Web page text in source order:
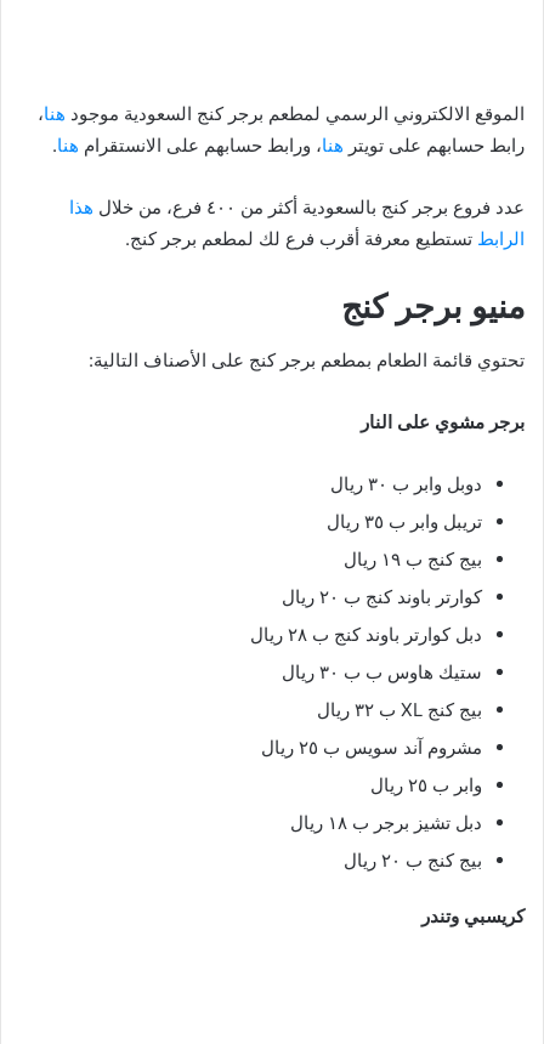
الموقع الالكتروني الرسمي لمطعم برجر كنج السعودية موجود هنا،
رابط حسابهم على تويتر هنا، ورابط حسابهم على الانستقرام هنا.
عدد فروع برجر كنج بالسعودية أكثر من ٤٠٠ فرع، من خلال
هذا
الرابط تستطيع معرفة أقرب فرع لك لمطعم برجر كنج.
منيو برجر كنج
تحتوي قائمة الطعام بمطعم برجر كنج على الأصناف التالية:
برجر مشوي على النار
دوبل وابر ب ٣٠ ريال
تريبل وابر ب ٣٥ ريال
بيج كنج ب ١٩ ريال
كوارتر باوند كنج ب ٢٠ ريال
دبل كوارتر باوند كنج ب ٢٨ ريال
ستيك هاوس ب ب ٣٠ ريال
بيج كنج XL ب ٣٢ ريال
مشروم آند سويس ب ٢٥ ريال
وابر ب ٢٥ ريال
دبل تشيز برجر ب ١٨ ريال
بيج كنج ب ٢٠ ريال
كريسبي وتندر